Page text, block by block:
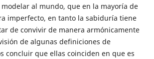
al mundo, que en la mayoría de
imperfecto, en tanto la sabiduría tiene
de convivir de manera armónicamente
de algunas definiciones de
concluir que ellas coinciden en que es